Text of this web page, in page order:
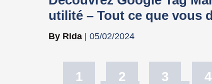
utilité – Tout ce que vous
Rida 05/02/2024
1 2 3 4